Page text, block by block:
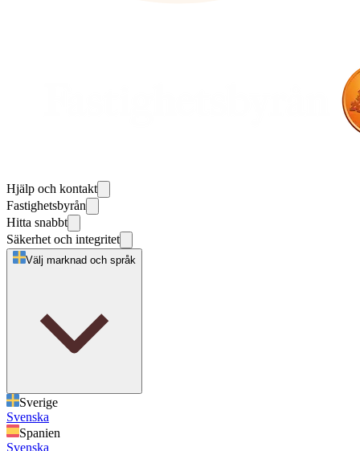
Hjälp och kontakt
Fastighetsbyrån
Hitta snabbt
Säkerhet och integritet
Välj marknad och språk
Sverige
Svenska
Spanien
Svenska